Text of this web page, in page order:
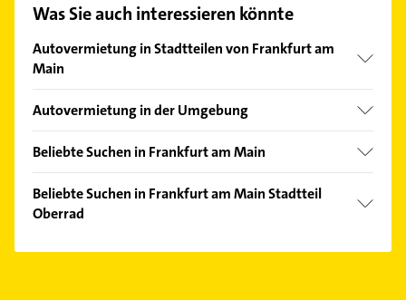
finden Sie alleKontaktdaten.
Was Sie auch interessieren könnte
Autovermietung in Stadtteilen von Frankfurt am
Main
Bahnhofsviertel
Eckenheim
Flughafen
Griesheim
Autovermietung in der Umgebung
Offenbach am Main
Mühlheim am Main
Bad Vilbel
Beliebte Suchen in Frankfurt am Main
Fensterbauer
Fenster
Beliebte Suchen in Frankfurt am Main Stadtteil
Oberrad